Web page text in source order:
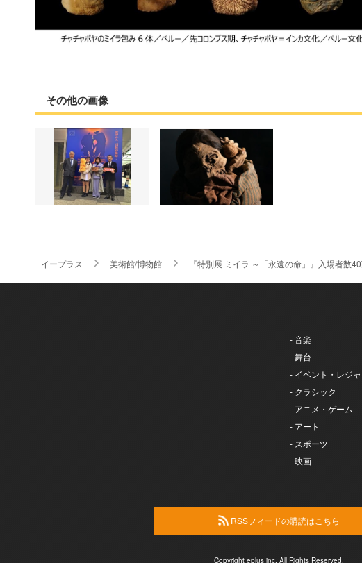
その他の画像
イープラス 美術館/博物館 『特別展 ミイラ ～「永遠の命」』入場者数
- 音楽
- 舞台
- イベント・レジ
- クラシック
- アニメ・ゲーム
- アート
- スポーツ
- 映画
RSSフィードの購読はこちら
Copyright eplus inc. All Rights Reserved.